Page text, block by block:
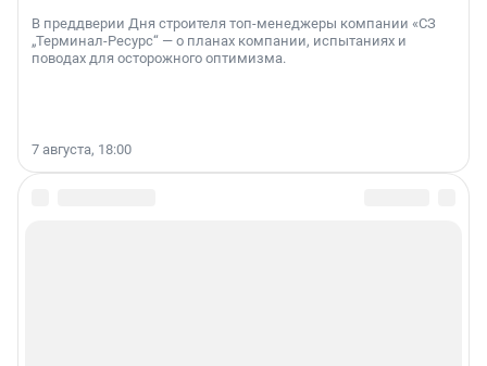
В преддверии Дня строителя топ-менеджеры компании «СЗ
„Терминал-Ресурс“ — о планах компании, испытаниях и
поводах для осторожного оптимизма.
7 августа, 18:00